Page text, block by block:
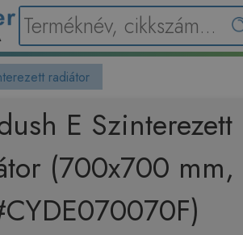
radiátor
E Szinterezett
(700x700